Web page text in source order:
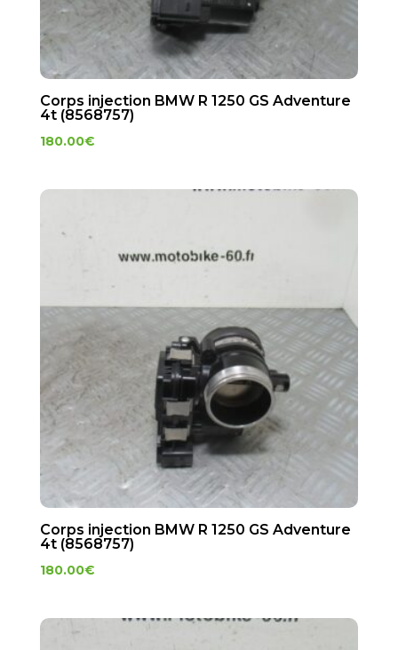
Corps injection BMW R 1250 GS Adventure
4t (8568757)
180.00€
Corps injection BMW R 1250 GS Adventure
4t (8568757)
180.00€